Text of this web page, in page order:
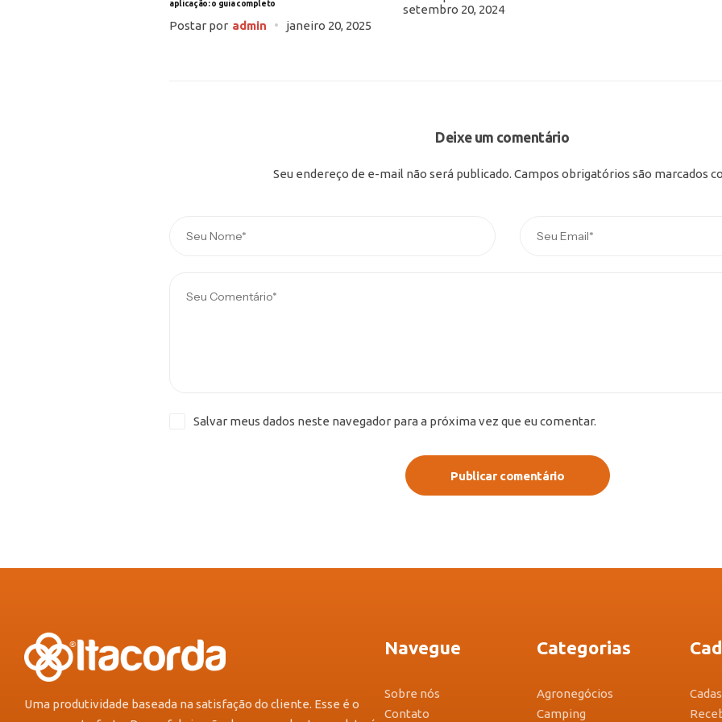
aplicação: o guia completo
Postar por admin janeiro 20, 2025
setembro 20, 2024
Deixe um comentário
Seu endereço de e-mail não será publicado. Campos obrigatórios são marcados
Salvar meus dados neste navegador para a próxima vez que eu comentar.
Publicar comentário
Uma produtividade baseada na satisfação do cliente. Esse é o
Navegue
Sobre nós
Contato
Categorias
Agronegócios
Camping